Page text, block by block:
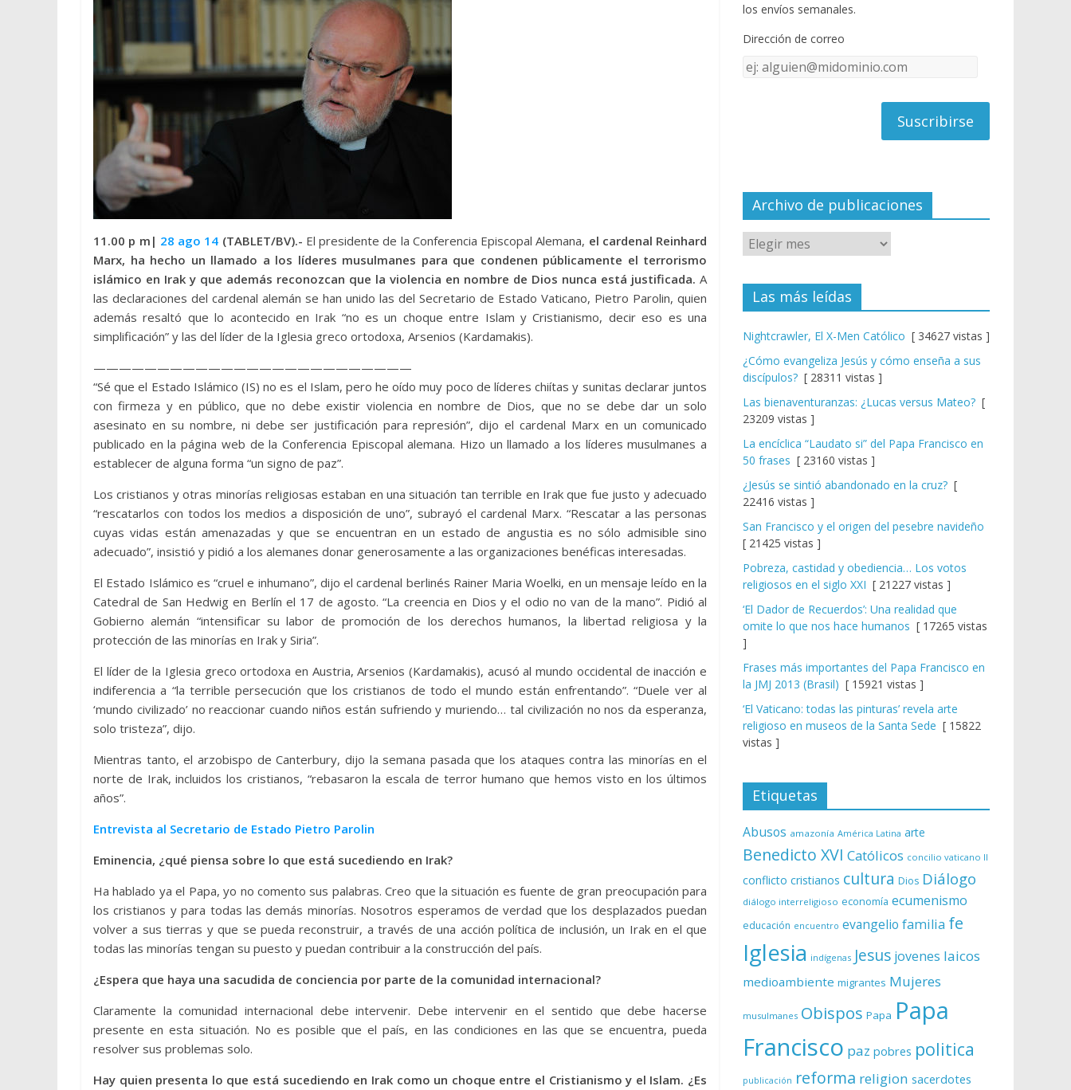
11.00 p m| 28 ago 14 (TABLET/BV).- El presidente de la Conferencia Episcopal Alemana, el cardenal Reinhard
Marx, ha hecho un llamado a los líderes musulmanes para que condenen públicamente el terrorismo
islámico en Irak y que además reconozcan que la violencia en nombre de Dios nunca está justificada. A
las declaraciones del cardenal alemán se han unido las del Secretario de Estado Vaticano, Pietro Parolin, quien
además resaltó que lo acontecido en Irak “no es un choque entre Islam y Cristianismo, decir eso es una
simplificación” y las del líder de la Iglesia greco ortodoxa, Arsenios (Kardamakis).
—————————————————————————
“Sé que el Estado Islámico (IS) no es el Islam, pero he oído muy poco de líderes chiítas y sunitas declarar juntos
con firmeza y en público, que no debe existir violencia en nombre de Dios, que no se debe dar un solo
asesinato en su nombre, ni debe ser justificación para represión”, dijo el cardenal Marx en un comunicado
publicado en la página web de la Conferencia Episcopal alemana. Hizo un llamado a los líderes musulmanes a
establecer de alguna forma “un signo de paz”.
Los cristianos y otras minorías religiosas estaban en una situación tan terrible en Irak que fue justo y adecuado
“rescatarlos con todos los medios a disposición de uno”, subrayó el cardenal Marx. “Rescatar a las personas
cuyas vidas están amenazadas y que se encuentran en un estado de angustia es no sólo admisible sino
adecuado”, insistió y pidió a los alemanes donar generosamente a las organizaciones benéficas interesadas.
El Estado Islámico es “cruel e inhumano”, dijo el cardenal berlinés Rainer Maria Woelki, en un mensaje leído en la
Catedral de San Hedwig en Berlín el 17 de agosto. “La creencia en Dios y el odio no van de la mano”. Pidió al
Gobierno alemán “intensificar su labor de promoción de los derechos humanos, la libertad religiosa y la
protección de las minorías en Irak y Siria”.
El líder de la Iglesia greco ortodoxa en Austria, Arsenios (Kardamakis), acusó al mundo occidental de inacción e
indiferencia a “la terrible persecución que los cristianos de todo el mundo están enfrentando”. “Duele ver al
‘mundo civilizado’ no reaccionar cuando niños están sufriendo y muriendo… tal civilización no nos da esperanza,
solo tristeza”, dijo.
Mientras tanto, el arzobispo de Canterbury, dijo la semana pasada que los ataques contra las minorías en el
norte de Irak, incluidos los cristianos, “rebasaron la escala de terror humano que hemos visto en los últimos
años”.
Entrevista al Secretario de Estado Pietro Parolin
Eminencia, ¿qué piensa sobre lo que está sucediendo en Irak?
Ha hablado ya el Papa, yo no comento sus palabras. Creo que la situación es fuente de gran preocupación para
los cristianos y para todas las demás minorías. Nosotros esperamos de verdad que los desplazados puedan
volver a sus tierras y que se pueda reconstruir, a través de una acción política de inclusión, un Irak en el que
todas las minorías tengan su puesto y puedan contribuir a la construcción del país.
¿Espera que haya una sacudida de conciencia por parte de la comunidad internacional?
Claramente la comunidad internacional debe intervenir. Debe intervenir en el sentido que debe hacerse
presente en esta situación. No es posible que el país, en las condiciones en las que se encuentra, pueda
resolver sus problemas solo.
Hay quien presenta lo que está sucediendo en Irak como un choque entre el Cristianismo y el Islam. ¿Es
o
k e
C
el
los envíos semanales.
Dirección de correo
Dirección
Archivo de publicaciones
Las más leídas
Nightcrawler, El X-Men Católico [ 34627 vistas ]
¿Cómo evangeliza Jesús y cómo enseña a sus
discípulos? [ 28311 vistas ]
Las bienaventuranzas: ¿Lucas versus Mateo? [
23209 vistas ]
La encíclica “Laudato si” del Papa Francisco en
50 frases [ 23160 vistas ]
¿Jesús se sintió abandonado en la cruz? [
22416 vistas ]
San Francisco y el origen del pesebre navideño
[ 21425 vistas ]
Pobreza, castidad y obediencia… Los votos
religiosos en el siglo XXI [ 21227 vistas ]
‘El Dador de Recuerdos’: Una realidad que
omite lo que nos hace humanos [ 17265 vistas
]
Frases más importantes del Papa Francisco en
la JMJ 2013 (Brasil) [ 15921 vistas ]
‘El Vaticano: todas las pinturas’ revela arte
religioso en museos de la Santa Sede [ 15822
vistas ]
Etiquetas
Abusos amazonía América Latina arte
Benedicto XVI Católicos concilio vaticano II
conflicto cristianos cultura Dios Diálogo
diálogo interreligioso economía ecumenismo
educación encuentro evangelio familia fe
Iglesia indígenas Jesus jovenes laicos
medioambiente migrantes Mujeres
musulmanes Obispos Papa Papa
Francisco paz pobres politica
publicación reforma religion sacerdotes